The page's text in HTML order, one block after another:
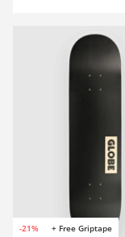
-21% + Free Griptape